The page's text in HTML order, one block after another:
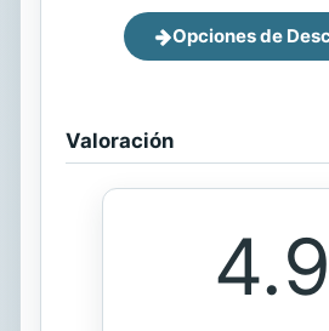
Opciones de
Valoración
4.9